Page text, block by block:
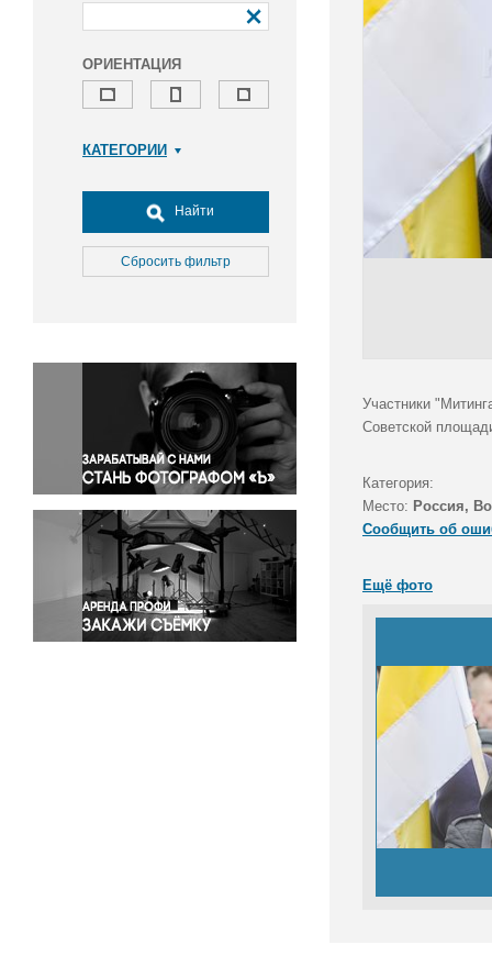
ОРИЕНТАЦИЯ
КАТЕГОРИИ
Досуг, туризм и отдых
Культура
Медицина
Окружающая среда
Политика
Правосудие
Происшествия и конфликты
Религия
Светская жизнь
Спорт
Экология
Экономика и бизнес
Найти
Сбросить фильтр
Участники
Советской
Категория:
Место: Россия,
Сообщить об
Ещё фото